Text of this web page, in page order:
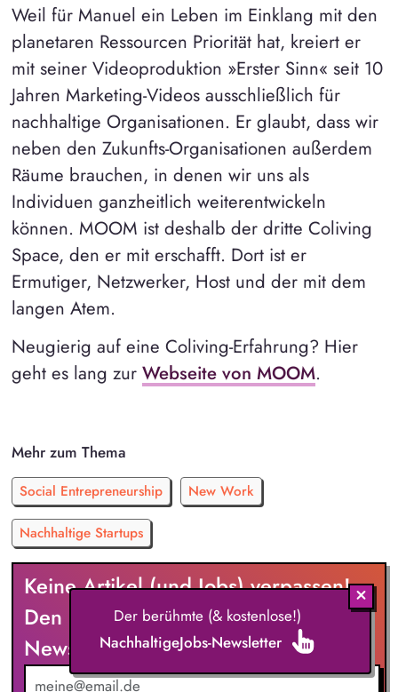
Weil für Manuel ein Leben im Einklang mit den
planetaren Ressourcen Priorität hat, kreiert er
mit seiner Videoproduktion »Erster Sinn« seit 10
Jahren Marketing-Videos ausschließlich für
nachhaltige Organisationen. Er glaubt, dass wir
neben den Zukunfts-Organisationen außerdem
Räume brauchen, in denen wir uns als
Individuen ganzheitlich weiterentwickeln
können. MOOM ist deshalb der dritte Coliving
Space, den er mit erschafft. Dort ist er
Ermutiger, Netzwerker, Host und der mit dem
langen Atem.
Neugierig auf eine Coliving-Erfahrung? Hier
geht es lang zur Webseite von MOOM.
Mehr zum Thema
Social Entrepreneurship New Work
Nachhaltige Startups
Keine Artikel (und Jobs) verpassen!
Den berühmten NachhaltigeJobs-
Newsletter kostenlos abonnieren:
Der berühmte (& kostenlose!)
NachhaltigeJobs-Newsletter